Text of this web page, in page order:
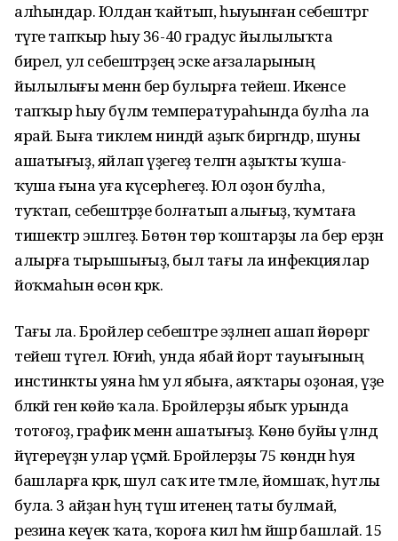
алһындар. Юлдан ҡайтып, һыуынған себештәргә
тәүге тапҡыр һыу 36-40 градус йылылыҡта
бирелә, ул себештәрҙең эске ағзаларының
йылылығы менән бер булырға тейеш. Икенсе
тапҡыр һыу бүлмә температураһында булһа ла
ярай. Быға тиклем ниндәй аҙыҡ биргәндәр, шуны
ашатығыҙ, яйлап үҙегеҙ теләгән аҙыҡты ҡуша-
ҡуша ғына уға күсерһегеҙ. Юл оҙон булһа,
туҡтап, себештәрҙе болғатып алығыҙ, ҡумтаға
тишектәр эшләгеҙ. Бөтөн төр ҡоштарҙы ла бер ерҙән
алырға тырышығыҙ, был тағы ла инфекциялар
йоҡмаһын өсөн кәрәк.
Тағы ла. Бройлер себештәре эҙләнеп ашап йөрөргә
тейеш түгел. Юғиһә, унда ябай йорт тауығының
инстинкты уяна һәм ул ябыға, аяҡтары оҙоная, үҙе
бәләкәй генә көйө ҡала. Бройлерҙы ябыҡ урында
тотоғоҙ, график менән ашатығыҙ. Көнө буйы үләндә
йүгереүҙән улар үҫмәй. Бройлерҙы 75 көндән һуя
башларға кәрәк, шул саҡ ите тәмле, йомшаҡ, һутлы
була. 3 айҙан һуң түш итенең таты булмай,
резина кеүек ҡата, ҡороға килә һәм йәшәрә башлай. 15